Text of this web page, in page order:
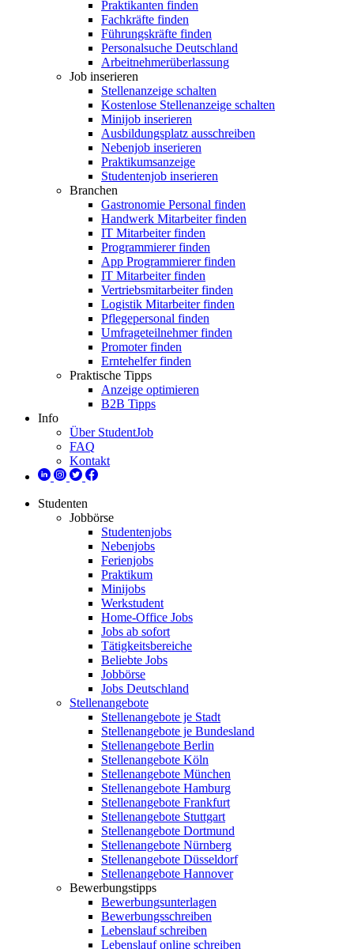
Praktikanten finden
Fachkräfte finden
Führungskräfte finden
Personalsuche Deutschland
Arbeitnehmerüberlassung
Job inserieren
Stellenanzeige schalten
Kostenlose Stellenanzeige schalten
Minijob inserieren
Ausbildungsplatz ausschreiben
Nebenjob inserieren
Praktikumsanzeige
Studentenjob inserieren
Branchen
Gastronomie Personal finden
Handwerk Mitarbeiter finden
IT Mitarbeiter finden
Programmierer finden
App Programmierer finden
IT Mitarbeiter finden
Vertriebsmitarbeiter finden
Logistik Mitarbeiter finden
Pflegepersonal finden
Umfrageteilnehmer finden
Promoter finden
Erntehelfer finden
Praktische Tipps
Anzeige optimieren
B2B Tipps
Info
Über StudentJob
FAQ
Kontakt
Studenten
Jobbörse
Studentenjobs
Nebenjobs
Ferienjobs
Praktikum
Minijobs
Werkstudent
Home-Office Jobs
Jobs ab sofort
Tätigkeitsbereiche
Beliebte Jobs
Jobbörse
Jobs Deutschland
Stellenangebote
Stellenangebote je Stadt
Stellenangebote je Bundesland
Stellenangebote Berlin
Stellenangebote Köln
Stellenangebote München
Stellenangebote Hamburg
Stellenangebote Frankfurt
Stellenangebote Stuttgart
Stellenangebote Dortmund
Stellenangebote Nürnberg
Stellenangebote Düsseldorf
Stellenangebote Hannover
Bewerbungstipps
Bewerbungsunterlagen
Bewerbungsschreiben
Lebenslauf schreiben
Lebenslauf online schreiben